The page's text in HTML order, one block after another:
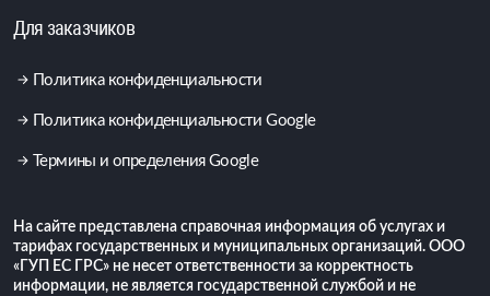
Для заказчиков
Политика конфиденциальности
Политика конфиденциальности Google
Термины и определения Google
На сайте представлена справочная информация об услугах и
тарифах государственных и муниципальных организаций. ООО
«ГУП ЕС ГРС» не несет ответственности за корректность
информации, не является государственной службой и не